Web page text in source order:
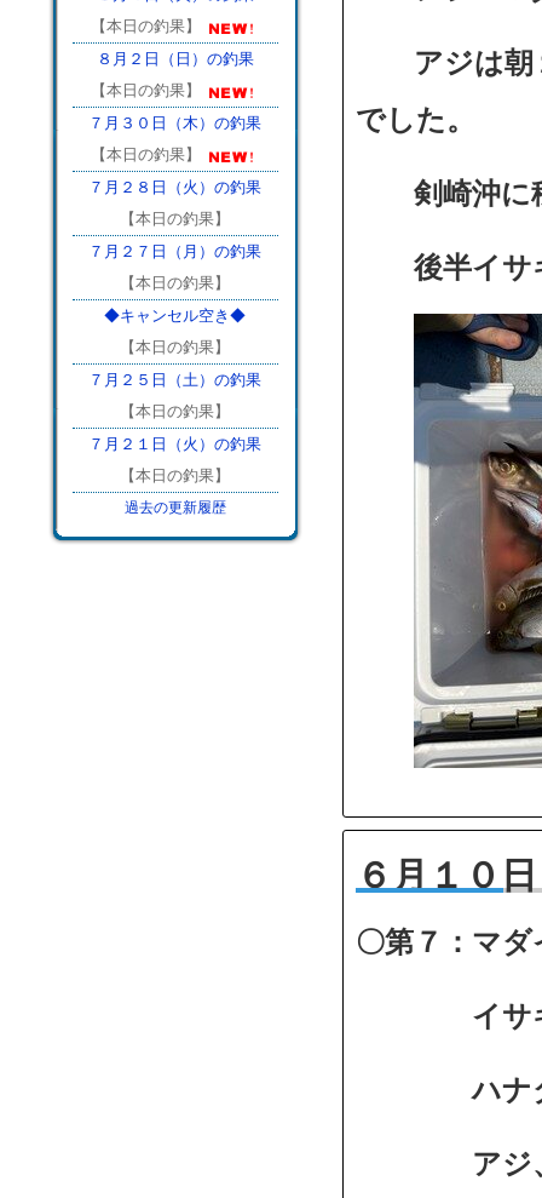
【本日の釣果】
８月２日（日）の釣果
【本日の釣果】
７月３０日（木）の釣果
【本日の釣果】
７月２８日（火）の釣果
【本日の釣果】
７月２７日（月）の釣果
【本日の釣果】
◆キャンセル空き◆
【本日の釣果】
７月２５日（土）の釣果
【本日の釣果】
７月２１日（火）の釣果
【本日の釣果】
過去の更新履歴
アジは朝１
でした。
剣崎沖に移
後半イサキ
６月１０
〇第７：マ
イサキ３
ハナ
アジ、